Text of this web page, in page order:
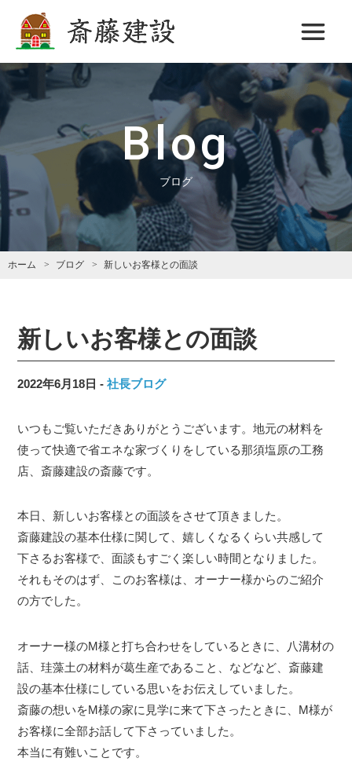
斎藤建設
Blog
ブログ
ホーム ブログ 新しいお客様との面談
新しいお客様との面談
2022年6月18日 社長ブログ
いつもご覧いただきありがとうございます。地元の材料を
使って快適で省エネな家づくりをしている那須塩原の工務
店、斎藤建設の斎藤です。
本日、新しいお客様との面談をさせて頂きました。
斎藤建設の基本仕様に関して、嬉しくなるくらい共感して
下さるお客様で、面談もすごく楽しい時間となりました。
それもそのはず、このお客様は、オーナー様からのご紹介
の方でした。
オーナー様のM様と打ち合わせをしているときに、八溝材の
話、珪藻土の材料が葛生産であること、などなど、斎藤建
設の基本仕様にしている思いをお伝えしていました。
斎藤の想いをM様の家に見学に来て下さったときに、M様が
お客様に全部お話して下さっていました。
本当に有難いことです。